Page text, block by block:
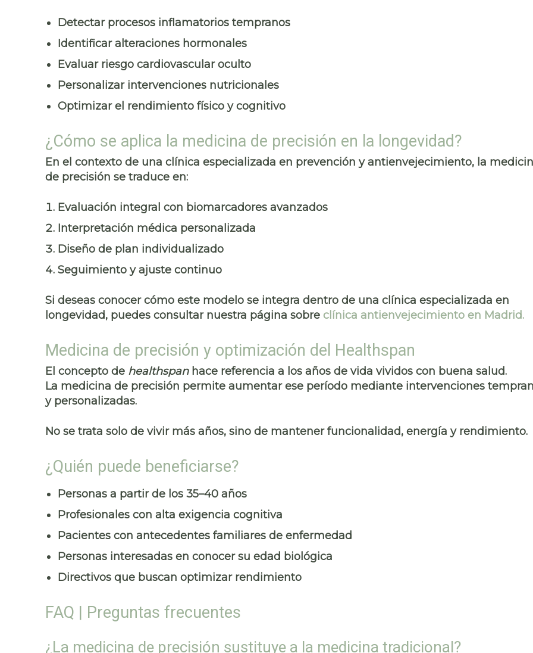
Detectar procesos inflamatorios tempranos
Identificar alteraciones hormonales
Evaluar riesgo cardiovascular oculto
Personalizar intervenciones nutricionales
Optimizar el rendimiento físico y cognitivo
¿Cómo se aplica la medicina de precisión en la longevidad?
En el contexto de una clínica especializada en prevención y antienvejecimiento, la
de precisión se traduce en:
Evaluación integral con biomarcadores avanzados
Interpretación médica personalizada
Diseño de plan individualizado
Seguimiento y ajuste continuo
Si deseas conocer cómo este modelo se integra dentro de una clínica especializada en
longevidad, puedes consultar nuestra página sobre clínica antienvejecimiento en Madrid.
Medicina de precisión y optimización del Healthspan
El concepto de healthspanhace referencia a los años de vida vividos con buena salud.
La medicina de precisión permite aumentar ese período mediante intervenciones
y personalizadas.
No se trata solo de vivir más años, sino de mantener funcionalidad, energía y rendimiento.
¿Quién puede beneficiarse?
Personas a partir de los 35–40 años
Profesionales con alta exigencia cognitiva
Pacientes con antecedentes familiares de enfermedad
Personas interesadas en conocer su edad biológica
Directivos que buscan optimizar rendimiento
FAQ | Preguntas frecuentes
¿La medicina de precisión sustituye a la medicina tradicional?